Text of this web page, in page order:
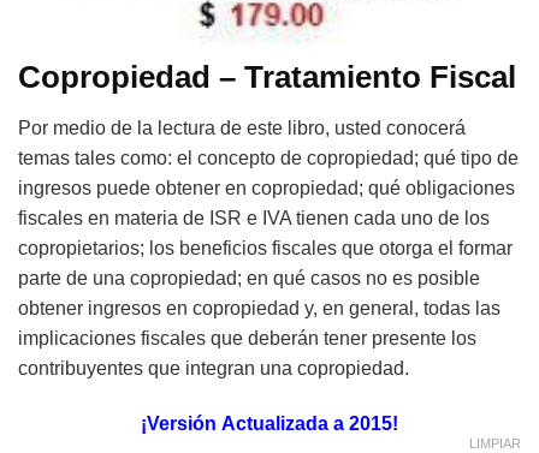
Copropiedad – Tratamiento Fiscal
Por medio de la lectura de este libro, usted conocerá
temas tales como: el concepto de copropiedad; qué tipo de
ingresos puede obtener en copropiedad; qué obligaciones
fiscales en materia de ISR e IVA tienen cada uno de los
copropietarios; los beneficios fiscales que otorga el formar
parte de una copropiedad; en qué casos no es posible
obtener ingresos en copropiedad y, en general, todas las
implicaciones fiscales que deberán tener presente los
contribuyentes que integran una copropiedad.
¡Versión Actualizada a 2015!
LIMPIAR